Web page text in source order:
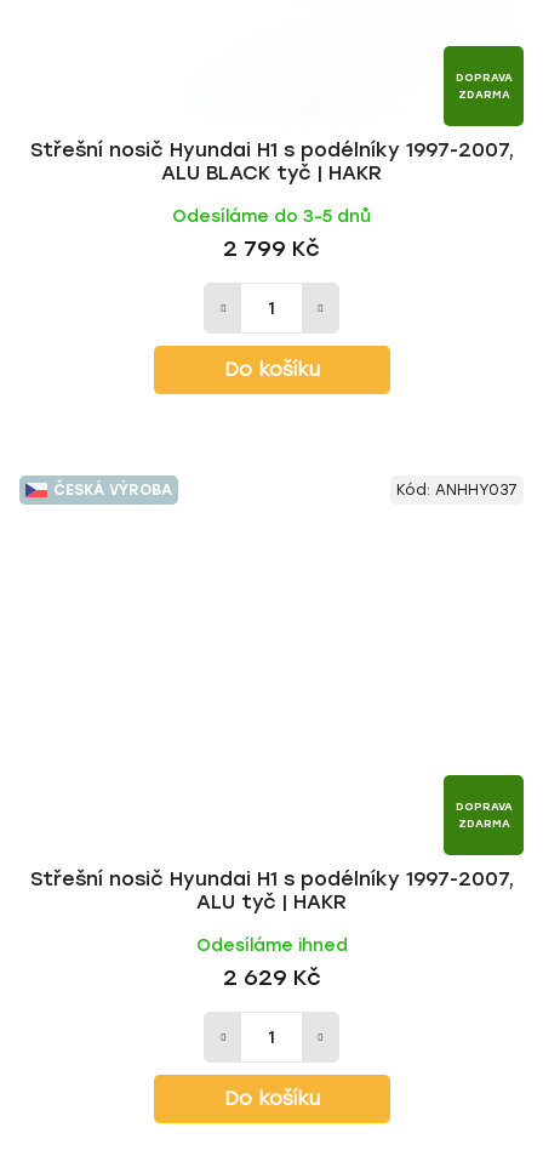
DOPRAVA
ZDARMA
Střešní nosič Hyundai H1 s podélníky 1997-2007,
ALU BLACK tyč | HAKR
Odesíláme do 3-5 dnů
2 799 Kč
Do košíku
ČESKÁ VÝROBA
DOPRAVA
ZDARMA
Střešní nosič Hyundai H1 s podélníky 1997-2007,
ALU tyč | HAKR
Odesíláme ihned
2 629 Kč
Do košíku
Kód: ANHHY037